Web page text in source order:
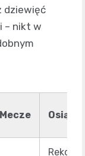
dziewięć
– nikt w
Mecze
Rekord